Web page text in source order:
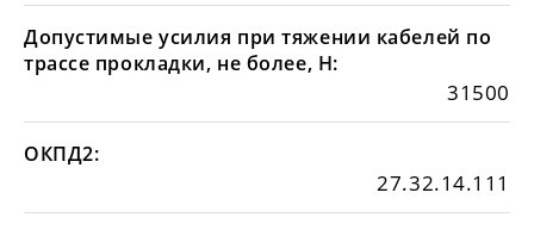
Допустимые усилия при тяжении кабелей по
трассе прокладки, не более, Н:
31500
ОКПД2:
27.32.14.111